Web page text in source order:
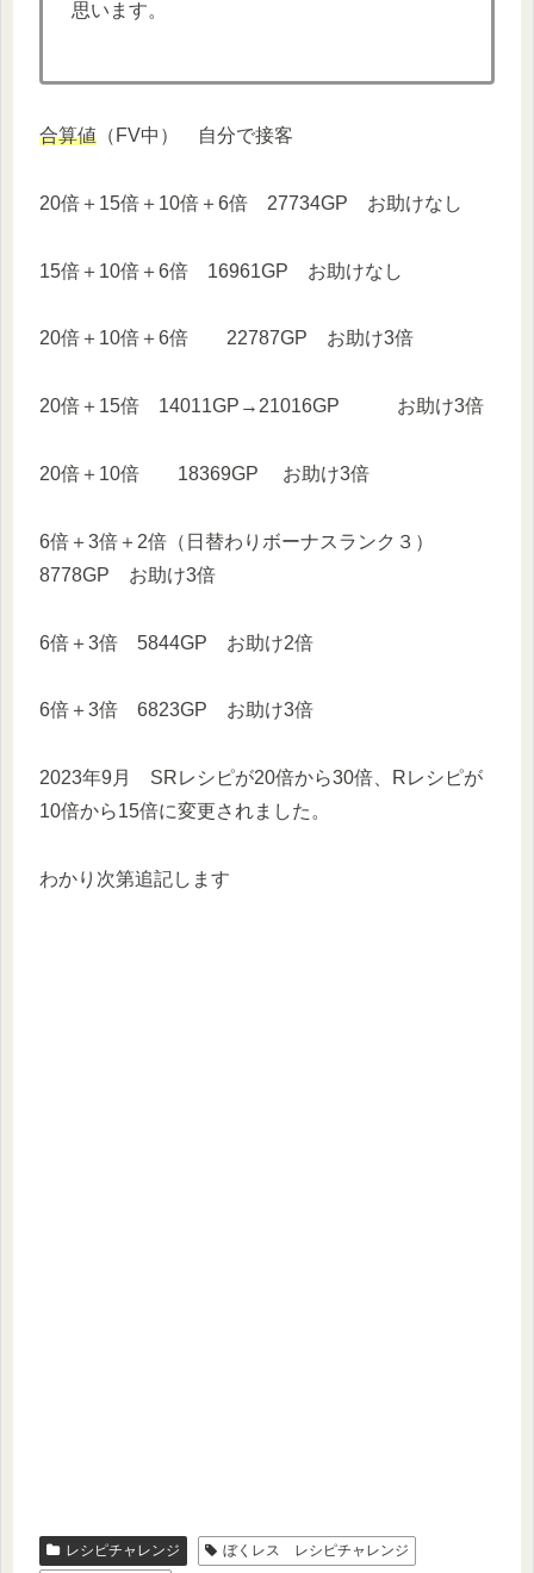
思います。
合算値 （FV中） 自分で接客
20倍＋15倍＋10倍＋6倍 27734GP お助けなし
15倍＋10倍＋6倍 16961GP お助けなし
20倍＋10倍＋6倍 22787GP お助け3倍
20倍＋15倍 14011GP→21016GP お助け3倍
20倍＋10倍 18369GP お助け3倍
6倍＋3倍＋2倍（日替わりボーナスランク３）
8778GP お助け3倍
6倍＋3倍 5844GP お助け2倍
6倍＋3倍 6823GP お助け3倍
2023年9月 SRレシピが20倍から30倍、Rレシピが
10倍から15倍に変更されました。
わかり次第追記します
レシピチャレンジ
ぼくレス レシピチャレンジ